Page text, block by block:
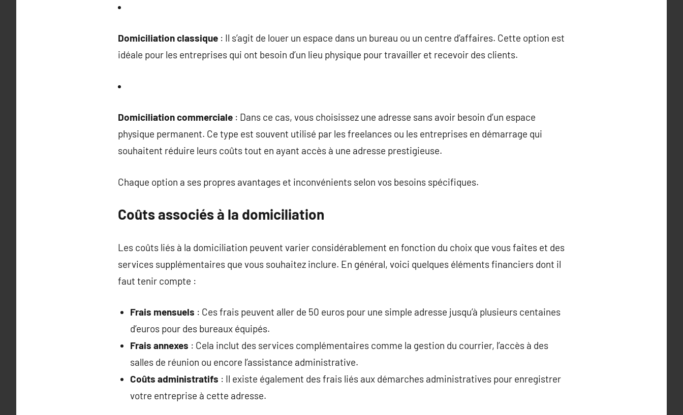
Domiciliation classique : Il s’agit de louer un espace dans un bureau ou un centre d’affaires. Cette option est
idéale pour les entreprises qui ont besoin d’un lieu physique pour travailler et recevoir des clients.
Domiciliation commerciale : Dans ce cas, vous choisissez une adresse sans avoir besoin d’un espace
physique permanent. Ce type est souvent utilisé par les freelances ou les entreprises en démarrage qui
souhaitent réduire leurs coûts tout en ayant accès à une adresse prestigieuse.
Chaque option a ses propres avantages et inconvénients selon vos besoins spécifiques.
Coûts associés à la domiciliation
Les coûts liés à la domiciliation peuvent varier considérablement en fonction du choix que vous faites et des
services supplémentaires que vous souhaitez inclure. En général, voici quelques éléments financiers dont il
faut tenir compte :
Frais mensuels : Ces frais peuvent aller de 50 euros pour une simple adresse jusqu’à plusieurs centaines
d’euros pour des bureaux équipés.
Frais annexes : Cela inclut des services complémentaires comme la gestion du courrier, l’accès à des
salles de réunion ou encore l’assistance administrative.
Coûts administratifs : Il existe également des frais liés aux démarches administratives pour enregistrer
votre entreprise à cette adresse.